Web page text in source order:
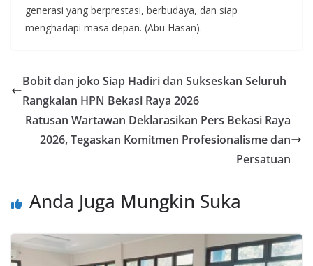
generasi yang berprestasi, berbudaya, dan siap
menghadapi masa depan. (Abu Hasan).
Bobit dan joko Siap Hadiri dan Sukseskan Seluruh
Rangkaian HPN Bekasi Raya 2026
Ratusan Wartawan Deklarasikan Pers Bekasi Raya
2026, Tegaskan Komitmen Profesionalisme dan
Persatuan
Anda Juga Mungkin Suka